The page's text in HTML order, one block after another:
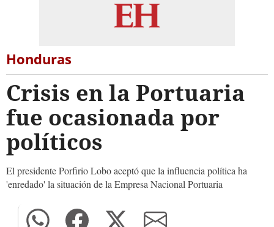
Honduras
Crisis en la Portuaria
fue ocasionada por
políticos
El presidente Porfirio Lobo aceptó que la influencia política ha
'enredado' la situación de la Empresa Nacional Portuaria